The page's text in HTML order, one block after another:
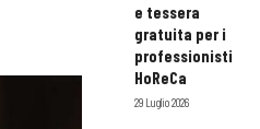
e tessera
gratuita per i
professionisti
HoReCa
29 Luglio 2026